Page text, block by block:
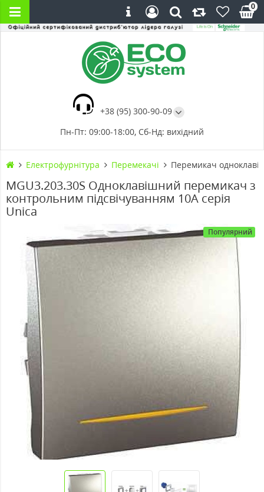
+38 (95) 300-90-09
Пн-Пт: 09:00-18:00, Сб-Нд: вихідний
0
Електрофурнітура Перемекачі Перемикач
MGU3.203.30S Одноклавішний перемикач з
контрольним підсвічуванням 10А серія
Unica
Популярний